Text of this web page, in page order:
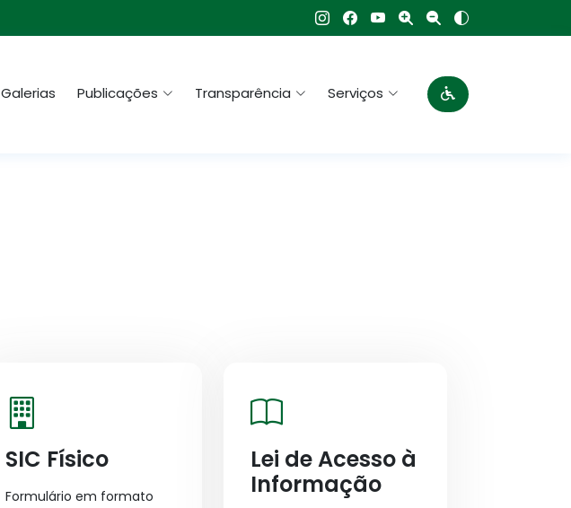
Galerias Publicações Transparência Serviços
SIC Físico
Formulário em formato
Lei de Acesso à
Informação